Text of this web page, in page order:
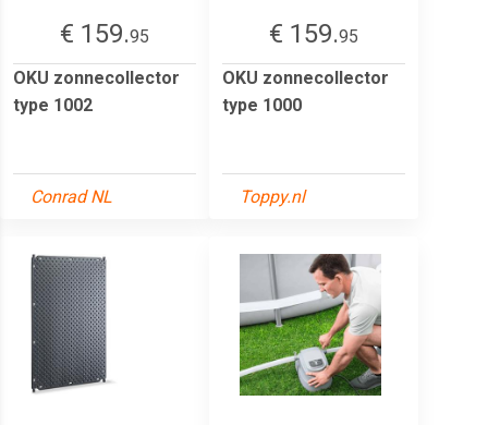
€ 159.95
OKU zonnecollector
type 1002
Conrad NL
€ 159.95
OKU zonnecollector
type 1000
Toppy.nl